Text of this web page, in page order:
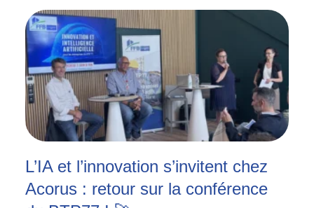
L’IA et l’innovation s’invitent chez
Acorus : retour sur la conférence